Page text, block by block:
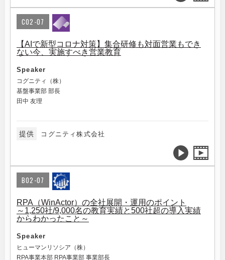
C02-07
【AIで新型コロナ対策】集合研修も対面営業もでき
ない今、実施すべき営業教育
Speaker
コグニティ（株）
基盤事業部 部長
田中 友理
提供 コグニティ株式会社
B02-07
RPA（WinActor）の全社展開・運用のポイント
～1,250社/9,000名の教育実績と500社超の導入実績
からわかったこと～
Speaker
ヒューマンリソシア（株）
RPA事業本部 RPA事業部 事業部長